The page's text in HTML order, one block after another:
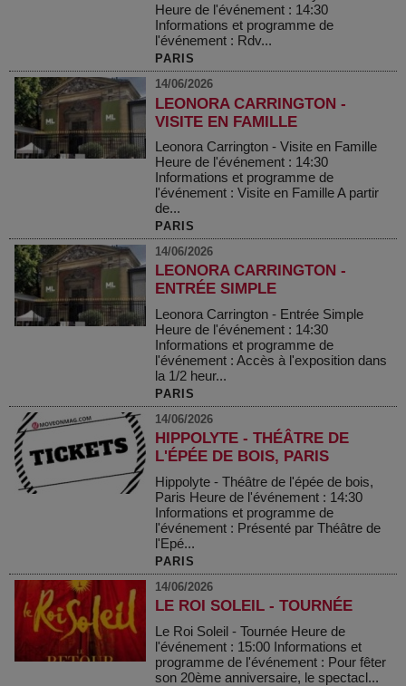
Heure de l'événement : 14:30
Informations et programme de
l'événement : Rdv...
PARIS
14/06/2026
LEONORA CARRINGTON -
VISITE EN FAMILLE
Leonora Carrington - Visite en Famille
Heure de l'événement : 14:30
Informations et programme de
l'événement : Visite en Famille A partir
de...
PARIS
14/06/2026
LEONORA CARRINGTON -
ENTRÉE SIMPLE
Leonora Carrington - Entrée Simple
Heure de l'événement : 14:30
Informations et programme de
l'événement : Accès à l'exposition dans
la 1/2 heur...
PARIS
14/06/2026
HIPPOLYTE - THÉÂTRE DE
L'ÉPÉE DE BOIS, PARIS
Hippolyte - Théâtre de l'épée de bois,
Paris Heure de l'événement : 14:30
Informations et programme de
l'événement : Présenté par Théâtre de
l'Epé...
PARIS
14/06/2026
LE ROI SOLEIL - TOURNÉE
Le Roi Soleil - Tournée Heure de
l'événement : 15:00 Informations et
programme de l'événement : Pour fêter
son 20ème anniversaire, le spectacl...